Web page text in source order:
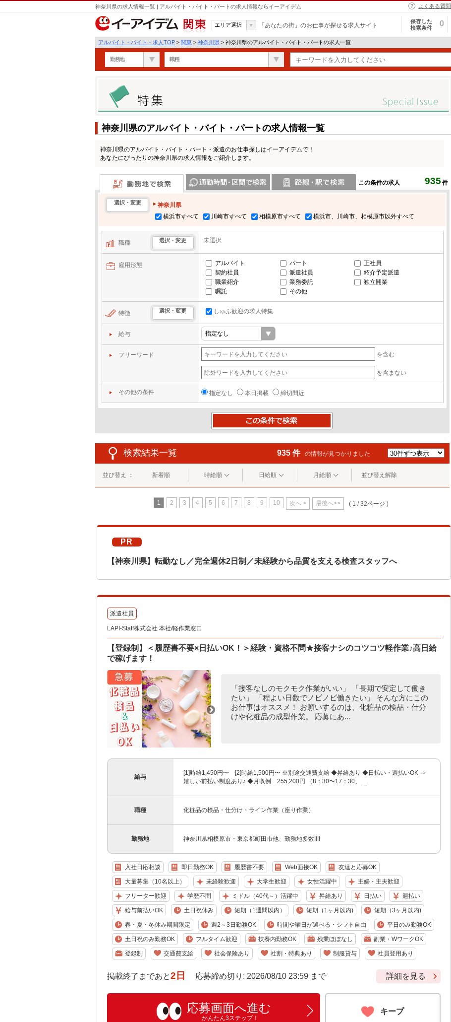
神奈川県の求人情報一覧 | アルバイト・バイト・パートの求人情報ならイーアイデム よくある質問
関東
エリア選択 「あなたの街」のお仕事が探せる求人サイト
保存した
検索条件
0
アルバイト・バイト・求人TOP > 関東 > 神奈川県 > 神奈川県のアルバイト・バイト・パートの求人一覧
勤務地 職種
神奈川県のアルバイト・バイト・パートの求人情報一覧
神奈川県のアルバイト・バイト・パート・派遣のお仕事探しはイーアイデムで！
あなたにぴったりの神奈川県の求人情報をご紹介します。
この条件の求人 935 件
勤務地で検索
選択・変更
神奈川県
横浜市すべて
川崎市すべて 相模原市すべて 横浜市、川崎市、相模原市以外すべて
職種 選択・変更 未選択
雇用形態 アルバイト パート
正社員
契約社員
派遣社員
紹介予定派遣
職業紹介
業務委託
独立開業
嘱託
その他
特徴 選択・変更 しゅふ歓迎の求人特集
給与
フリーワード を含む
を含まない
その他の条件 指定なし 本日掲載 締切間近
この条件で検索
検索結果一覧 935 件 の情報が見つかりました
並び替え ： 新着順 時給順 日給順 月給順 並び替え解除
1 2 3 4 5 6 7 8 9 10 次へ > 最後へ>> ( 1 / 32ページ )
PR
【神奈川県】転勤なし／完全週休2日制／未経験から品質を支える検査スタッフへ
派遣社員
LAPI-Staff株式会社 本社/軽作業窓口
【登録制】＜履歴書不要×日払いOK！＞経験・資格不問★接客ナシのコツコツ軽作業♪高日給
で稼げます！
「接客なしのモクモク作業がいい」 「長期で安定して働き
たい」 「程よい日数でノビノビ働きたい」 そんな方にこの
お仕事はオススメ！ お願いするのは、化粧品の検品・仕分
けや化粧品の成型作業。 応募にあ...
給与
[1]時給1,450円〜 [2]時給1,500円〜 ※別途交通費支給 ◆昇給あり ◆日払い・週払いOK ⇒
嬉しい前払い制度あり♪ ◆月収例 255,200円 （8：30〜17：30、 ...
職種 化粧品の検品・仕分け・ライン作業（座り作業）
勤務地 神奈川県相模原市・東京都町田市他、勤務地多数!!!!
入社日応相談 即日勤務OK 履歴書不要 Web面接OK 友達と応募OK
大量募集（10名以上） 未経験歓迎 大学生歓迎 女性活躍中 主婦・主夫歓迎
フリーター歓迎 学歴不問 ミドル（40代～）活躍中 昇給あり 日払い 週払い
給与前払いOK 土日祝休み 短期（1週間以内） 短期（1ヶ月以内) 短期（3ヶ月以内)
春・夏・冬休み期間限定 週2～3日勤務OK 時間や曜日が選べる・シフト自由 平日のみ勤務OK
土日祝のみ勤務OK フルタイム歓迎 扶養内勤務OK 残業ほぼなし 副業・WワークOK
登録制 交通費支給 社会保険あり 社割・特典あり 制服貸与 社員登用あり
掲載終了まであと2日 応募締め切り: 2026/08/10 23:59 まで 詳細を見る
応募画面へ進む
かんたん3ステップ！
キープ